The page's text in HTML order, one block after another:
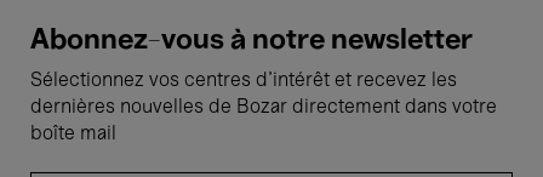
Abonnez-vous à notre newsletter
Sélectionnez vos centres d'intérêt et recevez les
dernières nouvelles de Bozar directement dans votre
boîte mail